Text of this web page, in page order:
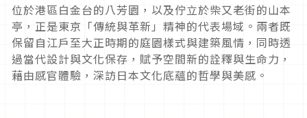
位於港區白金台的八芳園，以及佇立於柴又老街的山本
亭，正是東京「傳統與革新」精神的代表場域。兩者既
保留自江戶至大正時期的庭園樣式與建築風情，同時透
過當代設計與文化保存，賦予空間新的詮釋與生命力，
藉由感官體驗，深訪日本文化底蘊的哲學與美感。